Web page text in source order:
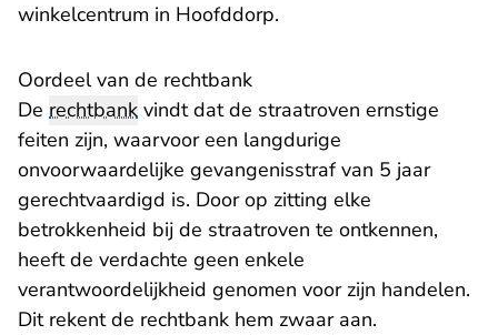
winkelcentrum in Hoofddorp.
Oordeel van de rechtbank
De rechtbank vindt dat de straatroven ernstige
feiten zijn, waarvoor een langdurige
onvoorwaardelijke gevangenisstraf van 5 jaar
gerechtvaardigd is. Door op zitting elke
betrokkenheid bij de straatroven te ontkennen,
heeft de verdachte geen enkele
verantwoordelijkheid genomen voor zijn handelen.
Dit rekent de rechtbank hem zwaar aan.